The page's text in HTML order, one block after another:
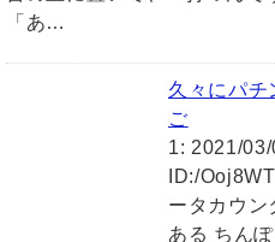
「あ…
久々にパチ
ご
1: 2021/
ID:/
ータカウン
ある ちん